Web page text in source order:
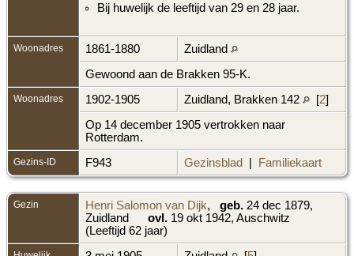
Bij huwelijk de leeftijd van 29 en 28 jaar.
Woonadres 1861-1880
Zuidland
Gewoond aan de Brakken 95-K.
Woonadres 1902-1905 Zuidland, Brakken 142 [2]
Op 14 december 1905 vertrokken naar
Rotterdam.
Gezins-ID F943 Gezinsblad Familiekaart
Gezin Henri Salomon van Dijk, geb. 24 dec 1879,
Zuidland
ovl. 19 okt 1942, Auschwitz
(Leeftijd 62 jaar)